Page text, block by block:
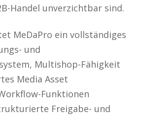
Handel unverzichtbar sind.
MeDaPro ein vollständiges
und
Multishop-Fähigkeit
Media Asset
Funktionen
Freigabe- und